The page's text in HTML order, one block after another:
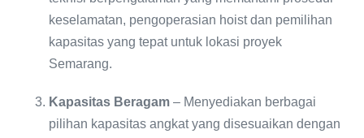
keselamatan, pengoperasian hoist dan pemilihan
kapasitas yang tepat untuk lokasi proyek
Semarang.
Kapasitas Beragam – Menyediakan berbagai
pilihan kapasitas angkat yang disesuaikan dengan